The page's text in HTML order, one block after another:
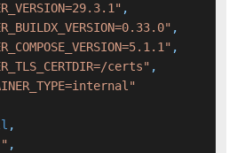
,
,
,
certs" ,
,
,